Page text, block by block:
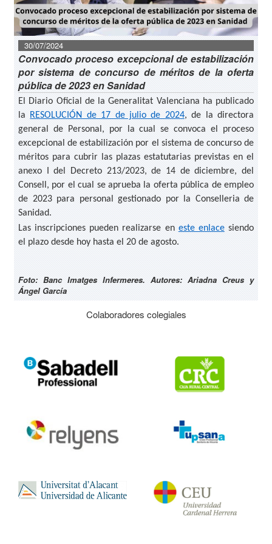
30/07/2024
Convocado proceso excepcional de estabilización
por sistema de concurso de méritos de la oferta
pública de 2023 en Sanidad
El Diario Oficial de la Generalitat Valenciana ha publicado
la RESOLUCIÓN de 17 de julio de 2024, de la directora
general de Personal, por la cual se convoca el proceso
excepcional de estabilización por el sistema de concurso de
méritos para cubrir las plazas estatutarias previstas en el
anexo I del Decreto 213/2023, de 14 de diciembre, del
Consell, por el cual se aprueba la oferta pública de empleo
de 2023 para personal gestionado por la Conselleria de
Sanidad.
Las inscripciones pueden realizarse en este enlacesiendo
el plazo desde hoy hasta el 20 de agosto.
Foto: Banc Imatges Infermeres. Autores: Ariadna Creus y
Ángel García
Colaboradores colegiales